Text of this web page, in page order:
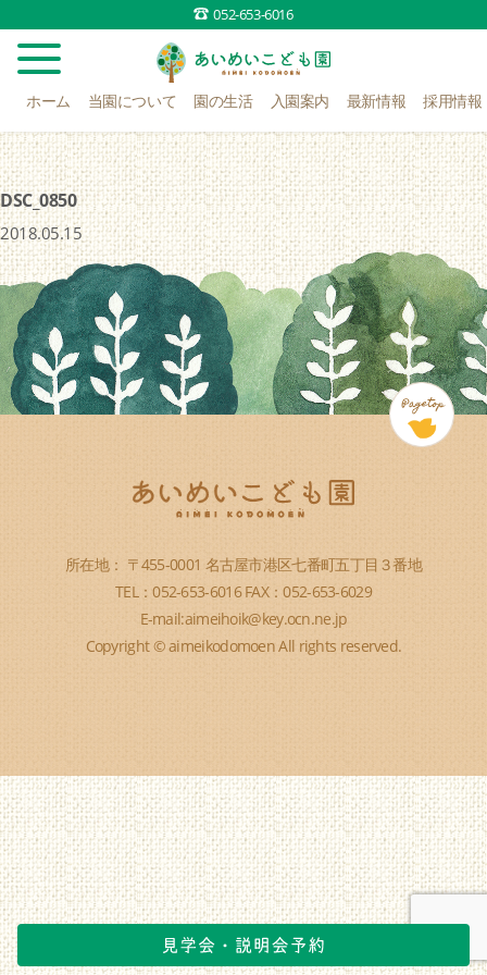
052-653-6016
ホーム 当園について 園の生活 入園案内 最新情報 採用情報
DSC_0850
2018.05.15
所在地： 〒455-0001 名古屋市港区七番町五丁目３番地
TEL：052-653-6016 FAX：052-653-6029
E-mail:aimeihoik@key.ocn.ne.jp
Copyright © aimeikodomoen All rights reserved.